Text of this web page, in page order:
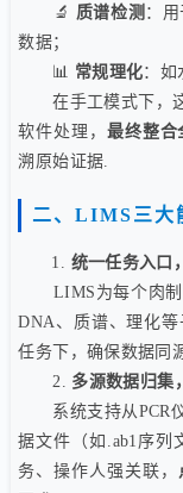
🔬 质谱检测 ：
数据；
📊 常规理化：如
在手工模式下，这
软件处理， 最终整合
溯原始证据.
二、LIMS三大
1. 统一任务入口
LIMS为每个肉制
DNA、质谱、理化
任务下，确保数据同
2. 多源数据归集
系统支持从PCR仪
据文件（如.ab1序列
务、操作人强关联，